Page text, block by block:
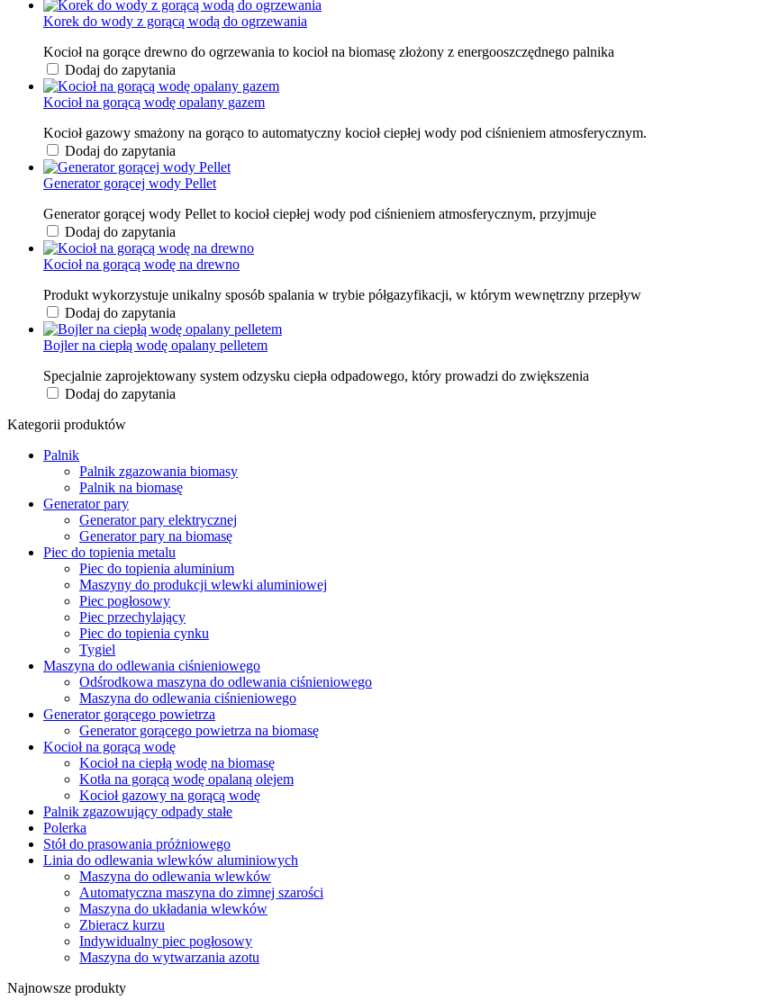
Korek do wody z gorącą wodą do ogrzewania
Kocioł na gorące drewno do ogrzewania to kocioł na biomasę złożony z energooszczędnego palnika
Dodaj do zapytania
Kocioł na gorącą wodę opalany gazem
Kocioł gazowy smażony na gorąco to automatyczny kocioł ciepłej wody pod ciśnieniem atmosferycznym.
Dodaj do zapytania
Generator gorącej wody Pellet
Generator gorącej wody Pellet to kocioł ciepłej wody pod ciśnieniem atmosferycznym, przyjmuje
Dodaj do zapytania
Kocioł na gorącą wodę na drewno
Produkt wykorzystuje unikalny sposób spalania w trybie półgazyfikacji, w którym wewnętrzny przepływ
Dodaj do zapytania
Bojler na ciepłą wodę opalany pelletem
Specjalnie zaprojektowany system odzysku ciepła odpadowego, który prowadzi do zwiększenia
Dodaj do zapytania
Kategorii produktów
Palnik
Palnik zgazowania biomasy
Palnik na biomasę
Generator pary
Generator pary elektrycznej
Generator pary na biomasę
Piec do topienia metalu
Piec do topienia aluminium
Maszyny do produkcji wlewki aluminiowej
Piec pogłosowy
Piec przechylający
Piec do topienia cynku
Tygiel
Maszyna do odlewania ciśnieniowego
Odśrodkowa maszyna do odlewania ciśnieniowego
Maszyna do odlewania ciśnieniowego
Generator gorącego powietrza
Generator gorącego powietrza na biomasę
Kocioł na gorącą wodę
Kocioł na ciepłą wodę na biomasę
Kotła na gorącą wodę opalaną olejem
Kocioł gazowy na gorącą wodę
Palnik zgazowujący odpady stałe
Polerka
Stół do prasowania próżniowego
Linia do odlewania wlewków aluminiowych
Maszyna do odlewania wlewków
Automatyczna maszyna do zimnej szarości
Maszyna do układania wlewków
Zbieracz kurzu
Indywidualny piec pogłosowy
Maszyna do wytwarzania azotu
Najnowsze produkty